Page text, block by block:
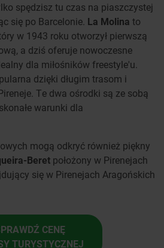
spędzisz tu czas na piaszczystej
się po Barcelonie. La Molina to
w 1943 roku otworzył pierwszą
a dziś oferuje nowoczesne
dla miłośników freestyle'u.
dzięki długim trasom i
Te dwa ośrodki są ze sobą
warunki dla
mogą odkryć również piękny
Beret położony w Pirenejach
się w Pirenejach Aragońskich
CENĘ
TURYSTYCZNEJ